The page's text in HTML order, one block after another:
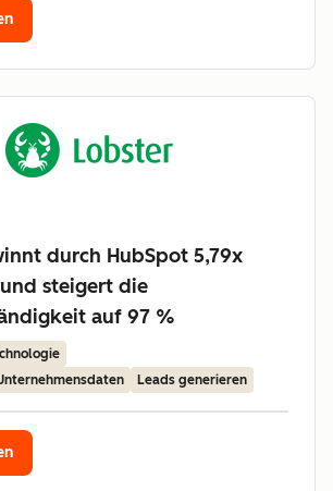
durch HubSpot 5,79x
steigert die
auf 97 %
Leads generieren